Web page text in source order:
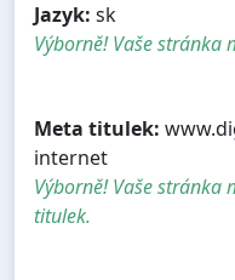
Jazyk: sk
Výborně! Vaše stránka
Meta titulek:
internet
Výborně! Vaše stránka
titulek.